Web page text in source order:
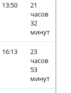
13:50
21
часов
32
минут
16:13
23
часов
53
минут